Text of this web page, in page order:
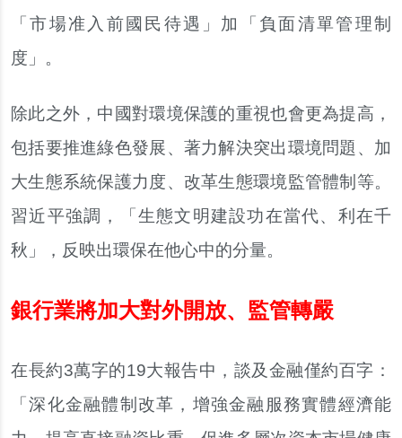
「市場准入前國民待遇」加「負面清單管理制
度」。
除此之外，中國對環境保護的重視也會更為提高，
包括要推進綠色發展、著力解決突出環境問題、加
大生態系統保護力度、改革生態環境監管體制等。
習近平強調，「生態文明建設功在當代、利在千
秋」，反映出環保在他心中的分量。
銀行業將加大對外開放、監管轉嚴
在長約3萬字的19大報告中，談及金融僅約百字：
「深化金融體制改革，增強金融服務實體經濟能